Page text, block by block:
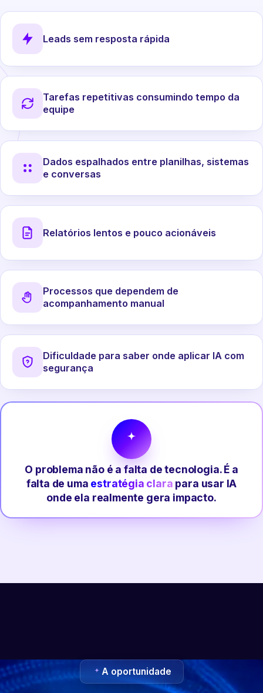
Leads sem resposta rápida
Tarefas repetitivas consumindo tempo da
equipe
Dados espalhados entre planilhas, sistemas
e conversas
Relatórios lentos e pouco acionáveis
Processos que dependem de
acompanhamento manual
Dificuldade para saber onde aplicar IA com
segurança
O problema não é a falta de tecnologia. É a
falta de uma estratégia clara para usar IA
onde ela realmente gera impacto.
A oportunidade